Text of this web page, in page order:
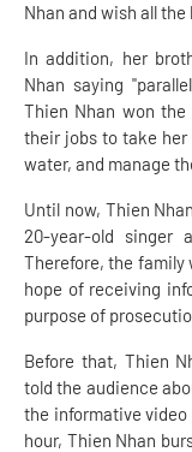
Nhan and wish all
In addition, her
Nhan saying
Thien Nhan won
their jobs to take
water, and manage
Until now, Thien
20-year-old singer
Therefore, the family
hope of receiving
purpose of
Before that, Thien
told the audience
the informative
hour, Thien Nhan